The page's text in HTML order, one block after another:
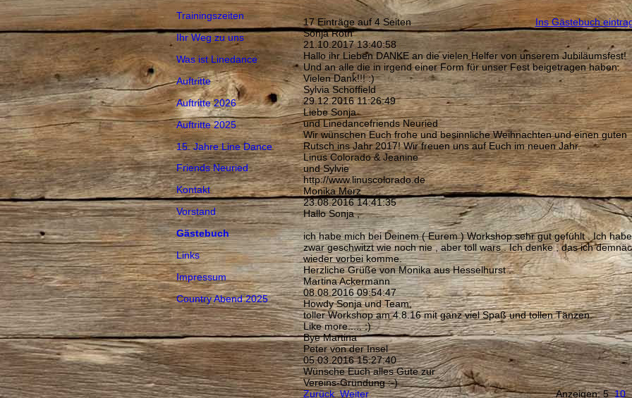
Trainingszeiten
Ihr Weg zu uns
Was ist Linedance
Auftritte
Auftritte 2026
Auftritte 2025
15. Jahre Line Dance
Friends Neuried
Kontakt
Vorstand
Gästebuch
Links
Impressum
Country Abend 2025
17 Einträge auf 4 Seiten
Ins Gästebuch
Sonja Roth
21.10.2017 13:40:58
Hallo ihr Lieben DANKE an die vielen Helfer von unserem Jubiläumsfest!
Und an alle die in irgend einer Form für unser Fest beigetragen haben.
Vielen Dank!!! :)
Sylvia Schoffield
29.12.2016 11:26:49
Liebe Sonja
und Linedancefriends Neuried
Wir wünschen Euch frohe und besinnliche Weihnachten und einen guten
Rutsch ins Jahr 2017! Wir freuen uns auf Euch im neuen Jahr.
Linus Colorado & Jeanine
und Sylvie
http:­//­www.­linuscolorado.­de
Monika Merz
23.08.2016 14:41:35
Hallo Sonja ,
ich habe mich bei Deinem ( Eurem ) Workshop sehr gut gefühlt . Ich habe
zwar geschwitzt wie noch nie , aber toll wars . Ich denke , das ich
wieder vorbei komme.
Herzliche Grüße von Monika aus Hesselhurst .
Martina Ackermann
08.08.2016 09:54:47
Howdy Sonja und Team,
toller Workshop am 4.8.16 mit ganz viel Spaß und tollen Tänzen.
Like more..... :)
Bye Martina
Peter von der Insel
05.03.2016 15:27:40
Wünsche Euch alles Gute zur
Vereins-Gründung :-)
Zurück Weiter Anzeigen: 510